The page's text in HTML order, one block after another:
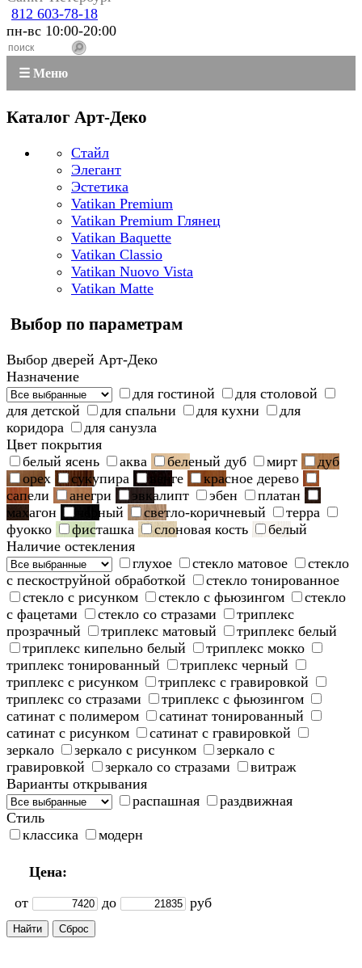
812 603-78-18
пн-вс 10:00-20:00
☰ Меню
Каталог Арт-Деко
Стайл
Элегант
Эстетика
Vatikan Premium
Vatikan Premium Глянец
Vatikan Baquette
Vatikan Classio
Vatikan Nuovo Vista
Vatikan Matte
Выбор по параметрам
Выбор дверей Арт-Деко
Назначение
для гостиной
для столовой
для детской
для спальни для кухни
для
коридора
для санузла
Цвет покрытия
белый ясень
аква беленый дуб мирт
дуб
орех
сукупира венге
красное дерево
сапели
анегри эвкалипт эбен
платан
махагон
черный светло-коричневый
терра
фуокко
фисташка слоновая кость
белый
Наличие остекления
глухое
стекло матовое
стекло
с пескоструйной обработкой
стекло тонированное
стекло с рисунком
стекло с фьюзингом
стекло
с фацетами
стекло со стразами
триплекс
прозрачный
триплекс матовый
триплекс белый
триплекс кипельно белый
триплекс мокко
триплекс тонированный
триплекс черный
триплекс с рисунком
триплекс с гравировкой
триплекс со стразами
триплекс с фьюзингом
сатинат с полимером
сатинат тонированный
сатинат с рисунком
сатинат с гравировкой
зеркало
зеркало с рисунком
зеркало с
гравировкой
зеркало со стразами
витраж
Варианты открывания
распашная
раздвижная
Стиль
классика
модерн
Цена:
от
до руб